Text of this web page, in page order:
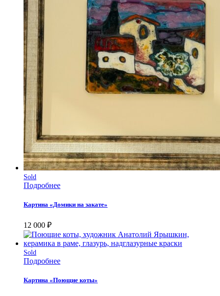
Sold
Подробнее
Картина «Домики на закате»
12 000 ₽
Sold
Подробнее
Картина «Поющие коты»